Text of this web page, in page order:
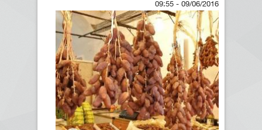
09/06/2016 - 09:55